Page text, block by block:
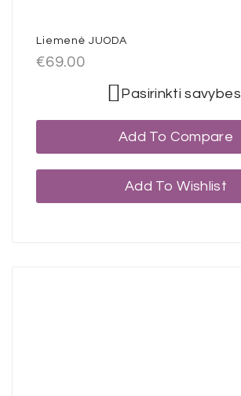
Liemenė JUODA
€69.00
Pasirinkti savybes
Add To Compare
Add To Wishlist